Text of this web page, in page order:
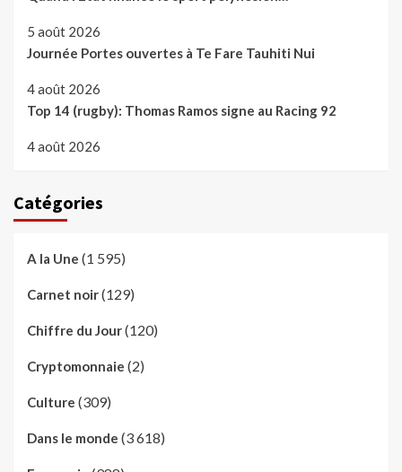
5 août 2026
Journée Portes ouvertes à Te Fare Tauhiti Nui
4 août 2026
Top 14 (rugby): Thomas Ramos signe au Racing 92
4 août 2026
Catégories
A la Une (1 595)
Carnet noir(129)
Chiffre du Jour(120)
Cryptomonnaie (2)
Culture (309)
Dans le monde (3 618)